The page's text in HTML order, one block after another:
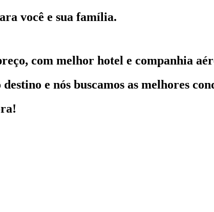
você e sua família.
com melhor hotel e companhia
e nós buscamos as melhores